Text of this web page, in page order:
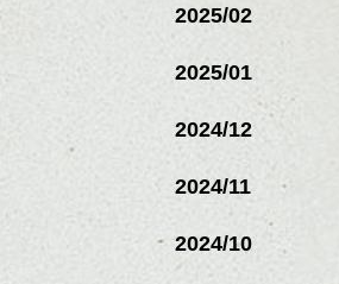
2025/02
2025/01
2024/12
2024/11
2024/10